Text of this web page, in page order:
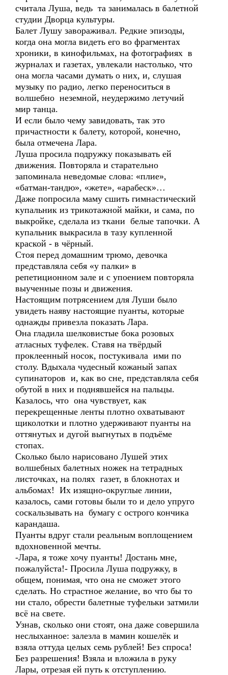
считала Луша, ведь та занималась в балетной
студии Дворца культуры.
Балет Лушу завораживал. Редкие эпизоды,
когда она могла видеть его во фрагментах
хроники, в кинофильмах, на фотографиях в
журналах и газетах, увлекали настолько, что
она могла часами думать о них, и, слушая
музыку по радио, легко переноситься в
волшебно неземной, неудержимо летучий
мир танца.
И если было чему завидовать, так это
причастности к балету, которой, конечно,
была отмечена Лара.
Луша просила подружку показывать ей
движения. Повторяла и старательно
запоминала неведомые слова: «плие»,
«батман-тандю», «жете», «арабеск»…
Даже попросила маму сшить гимнастический
купальник из трикотажной майки, и сама, по
выкройке, сделала из ткани белые тапочки. А
купальник выкрасила в тазу купленной
краской - в чёрный.
Стоя перед домашним трюмо, девочка
представляла себя «у палки» в
репетиционном зале и с упоением повторяла
выученные позы и движения.
Настоящим потрясением для Луши было
увидеть наяву настоящие пуанты, которые
однажды привезла показать Лара.
Она гладила шелковистые бока розовых
атласных туфелек. Ставя на твёрдый
проклеенный носок, постукивала ими по
столу. Вдыхала чудесный кожаный запах
супинаторов и, как во сне, представляла себя
обутой в них и поднявшейся на пальцы.
Казалось, что она чувствует, как
перекрещенные ленты плотно охватывают
щиколотки и плотно удерживают пуанты на
оттянутых и дугой выгнутых в подъёме
стопах.
Сколько было нарисовано Лушей этих
волшебных балетных ножек на тетрадных
листочках, на полях газет, в блокнотах и
альбомах! Их изящно-округлые линии,
казалось, сами готовы были то и дело упруго
соскальзывать на бумагу с острого кончика
карандаша.
Пуанты вдруг стали реальным воплощением
вдохновенной мечты.
-Лара, я тоже хочу пуанты! Достань мне,
пожалуйста!- Просила Луша подружку, в
общем, понимая, что она не сможет этого
сделать. Но страстное желание, во что бы то
ни стало, обрести балетные туфельки затмили
всё на свете.
Узнав, сколько они стоят, она даже совершила
неслыханное: залезла в мамин кошелёк и
взяла оттуда целых семь рублей! Без спроса!
Без разрешения! Взяла и вложила в руку
Лары, отрезая ей путь к отступлению.